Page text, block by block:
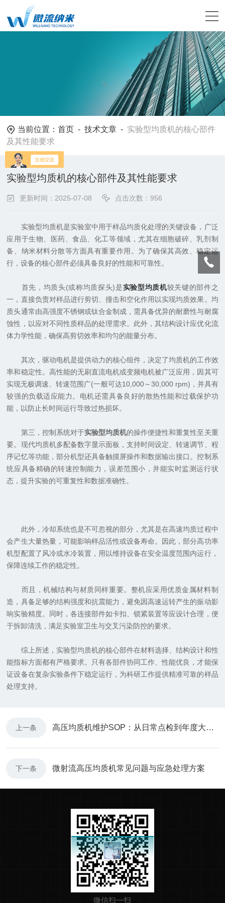
当前位置：首页 -技术文章 - 实验型均质机的核心部件
及其性能要求
实验型均质机的核心部件及其性能要求
更新时间：2025-07-08 点击次数：956
实验型均质机是实验室中用于样品均质化处理的关键设备，广泛
应用于生物、医药、食品、化工等领域，尤其在细胞破碎、乳剂制
备、纳米材料分散等方面具有重要作用。为了确保其高效、稳定运
行，设备的核心部件必须具备良好的性能和可靠性。
首先，均质头(或称均质探头)是实验型均质机较关键的部件之
一，直接负责对样品进行剪切、撞击和空化作用以实现均质效果。均
质头通常由高强度不锈钢或钛合金制成，需具备优异的耐磨性与耐腐
蚀性，以应对不同性质样品的处理需求。此外，其结构设计应优化流
体力学性能，确保高剪切效率和均匀的能量分布。
其次，驱动电机是提供动力的核心组件，决定了均质机的工作效
率和稳定性。高性能的无刷直流电机或变频电机被广泛应用，因其可
实现无极调速、转速范围广(一般可达10,000～30,000 rpm)，并具有
较强的负载适应能力。电机还需具备良好的散热性能和过载保护功
能，以防止长时间运行导致过热损坏。
第三，控制系统对于实验型均质机的操作便捷性和重复性至关重
要。现代均质机多配备数字显示面板，支持时间设定、转速调节、程
序记忆等功能，部分机型还具备触摸屏操作和数据输出接口。控制系
统应具备精确的转速控制能力，误差范围小，并能实时监测运行状
态，提升实验的可重复性和数据准确性。
此外，冷却系统也是不可忽视的部分，尤其是在高速均质过程中
会产生大量热量，可能影响样品活性或设备寿命。因此，部分高功率
机型配置了风冷或水冷装置，用以维持设备在安全温度范围内运行，
保障连续工作的稳定性。
而且，机械结构与材质同样重要。整机应采用优质金属材料制
造，具备足够的结构强度和抗震能力，避免因高速运转产生的振动影
响实验精度。同时，各连接部件如卡扣、锁紧装置等应设计合理，便
于拆卸清洗，满足实验室卫生与交叉污染防控的要求。
综上所述，实验型均质机的核心部件在材料选择、结构设计和性
能指标方面都有严格要求。只有各部件协同工作、性能优良，才能保
证设备在复杂实验条件下稳定运行，为科研工作提供精准可靠的样品
处理支持。
上一条 高压均质机维护SOP：从日常点检到年度大修的28项标准化操作
下一条 微射流高压均质机常见问题与应急处理方案
微信扫一扫